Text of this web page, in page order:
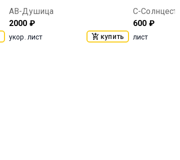
АВ-Душица
2000 ₽
укор. лист купить
С-
600 ₽
лист